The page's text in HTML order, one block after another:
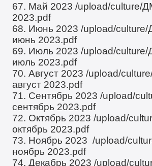
67. Май 2023/upload/culture/
2023.pdf
68. Июнь 2023/upload/
июнь 2023.pdf
69. Июль 2023/upload/
июль 2023.pdf
70. Август 2023/upload/
август 2023.pdf
71. Сентябрь 2023/upload/
сентябрь 2023.pdf
72. Октябрь 2023/upload/
октябрь 2023.pdf
73. Ноябрь 2023/upload/
ноябрь 2023.pdf
74. Декабрь 2023/upload/